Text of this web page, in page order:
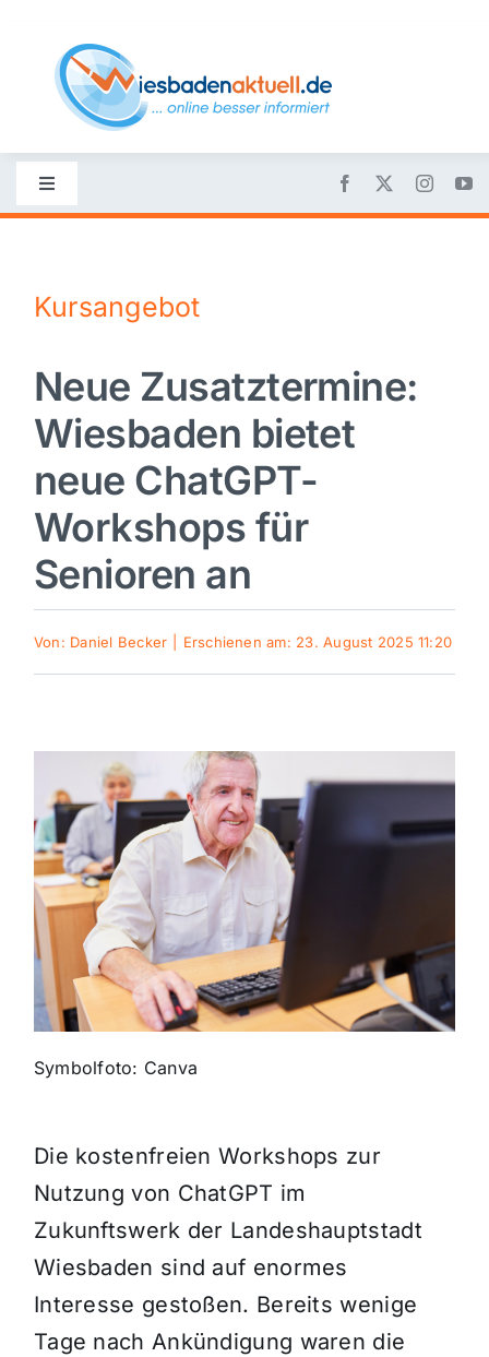
content
Toggle
Navigation
Nachrichten
Politik
Wirtschaft
Sport
Panorama
Galerie
Verkehrsmeldungen
Polizeimeldungen
Themen und Termine
Kursangebot
Neue Zusatztermine:
Wiesbaden bietet
neue ChatGPT-
Workshops für
Senioren an
Von: Daniel Becker Erschienen am: 23. August 2025 11:20
Symbolfoto: Canva
Die kostenfreien Workshops zur
Nutzung von ChatGPT im
Zukunftswerk der Landeshauptstadt
Wiesbaden sind auf enormes
Interesse gestoßen. Bereits wenige
Tage nach Ankündigung waren die